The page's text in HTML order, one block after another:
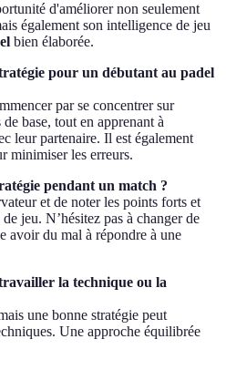
d'améliorer non seulement
également son intelligence de jeu
bien élaborée.
pour un débutant au padel
par se concentrer sur
base, tout en apprenant à
leur partenaire. Il est également
minimiser les erreurs.
pendant un match ?
et de noter les points forts et
jeu. N’hésitez pas à changer de
avoir du mal à répondre à une
la technique ou la
une bonne stratégie peut
Une approche équilibrée